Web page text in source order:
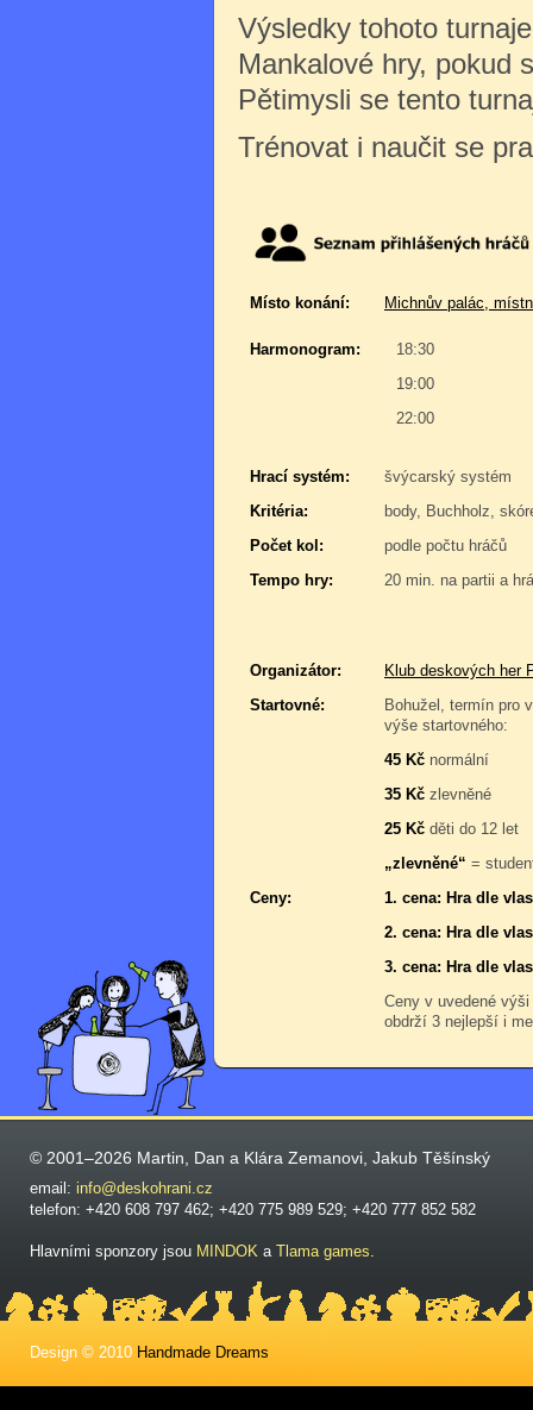
Výsledky tohoto
Mankalové hry, pokud
Pětimysli se tento
Trénovat i naučit se
Místo konání: Michnův palác,
Harmonogram:
18:30
19:00
22:00
Hrací systém:
švýcarský systém
Kritéria:
body, Buchholz,
Počet kol:
podle počtu hráčů
Tempo hry:
20 min. na partii a
Organizátor:
Klub deskových her
Startovné:
Bohužel, termín pro
výše startovného:
45 Kč normální
35 Kč zlevněné
25 Kč děti do 12 let
„zlevněné“ =
Ceny:
1. cena: Hra dle
2. cena: Hra dle
3. cena: Hra dle
Ceny v uvedené
obdrží 3 nejlepší i
© 2001–2026 Martin, Dan a Klára Zemanovi, Jakub Těšínský
email: info@deskohrani.cz
telefon: +420 608 797 462; +420 775 989 529; +420 777 852 582
Hlavními sponzory jsou MINDOK a Tlama games.
Design © 2010 Handmade Dreams